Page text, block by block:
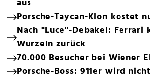
aus
Porsche-Taycan-Klon kostet
Nach "Luce"-Debakel: Ferrari
Wurzeln zurück
70.000 Besucher bei Wiener
Porsche-Boss: 911er wird